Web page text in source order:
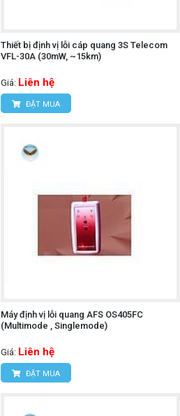
Thiết bị định vị lỗi cáp quang 3S Telecom
VFL-30A (30mW, ~15km)
Giá: Liên hệ
ĐẶT MUA
Máy định vị lỗi quang AFS OS405FC
(Multimode , Singlemode)
Giá: Liên hệ
ĐẶT MUA